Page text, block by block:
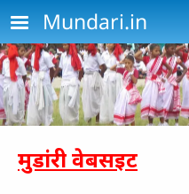
Skip to main content
Mundari.in
मुडांरी वेबसइट